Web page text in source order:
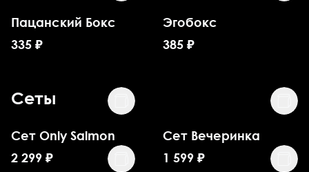
Пацанский Бокс
335 ₽
Эгобокс
385 ₽
Сеты
Сет Only Salmon
2 299 ₽
Сет Вечеринка
1 599 ₽